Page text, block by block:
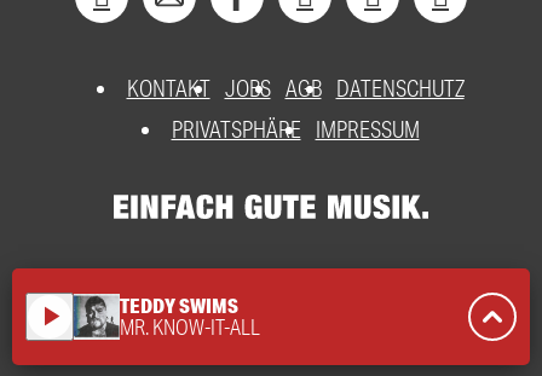
KONTAKT JOBS AGB DATENSCHUTZ
PRIVATSPHÄRE
IMPRESSUM
play_arrow TEDDY SWIMS
MR. KNOW-IT-ALL